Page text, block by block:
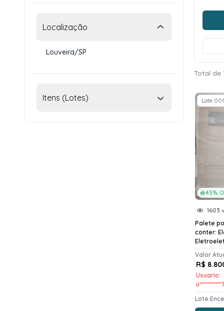
Localização
Louveira/SP
Itens (Lotes)
Total de
45%
Lote 001
1603
Palete
conter:
Valor
R$
Usuario:
Lote